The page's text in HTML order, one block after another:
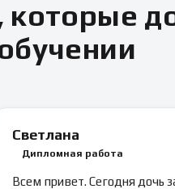
Светлана
Дипломная работа
Всем привет. Сегодня дочь